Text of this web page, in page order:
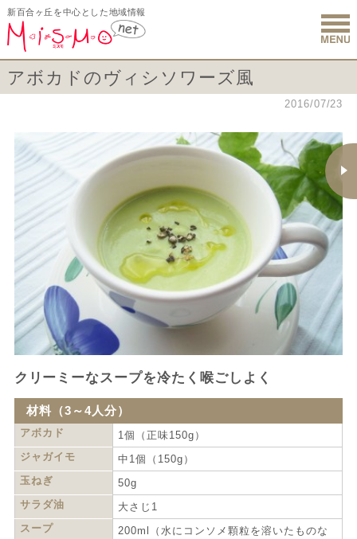
新百合ヶ丘を中心とした地域情報
新百合ヶ
アボカドのヴィシソワーズ風
2016/07/23
クリーミーなスープを冷たく喉ごしよく
材料（3～4人分）
アボカド
1個（正味150g）
ジャガイモ
中1個（150g）
玉ねぎ
50g
サラダ油
大さじ1
スープ
200ml（水にコンソメ顆粒を溶いたものな